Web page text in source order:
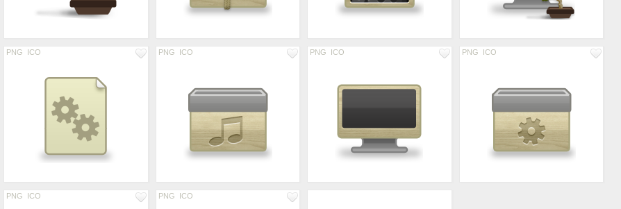
PNG ICO PNG ICO PNG ICO PNG ICO
PNG ICO PNG ICO